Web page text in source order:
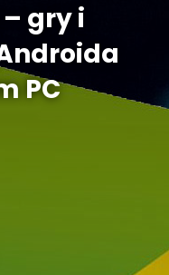
gry i
PC